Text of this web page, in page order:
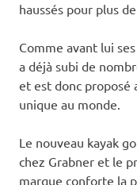
haussés pour plus
Comme avant lui
a déjà subi de
et est donc proposé
unique au monde.
Le nouveau kayak
chez Grabner et le
marque conforte la